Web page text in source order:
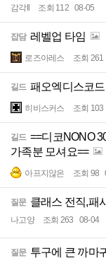
감각ll 조회 112 08-05
잡담 레벨업 타임
로즈아레스 조회 261
길드 패오엑디스코
히비스커스 조회 103
길드 ==디코NONO
가족분 모셔요==
아프지않은 조회 98
질문 클래스 전직,패
나고양 조회 263 08-04
질문 투구에 큰 까마